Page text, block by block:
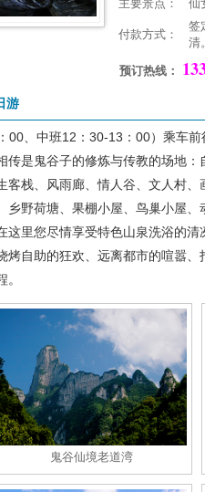
主要景点：
仙
付款方式：
签
清。
预订热线：
游
00、中班12：30-13：00）乘车
传是鬼谷子的修炼与传教的场地
客栈、风雨廊、情人谷、文人村
乡野荷塘、果棚小屋、鸟巢小屋
这里您尽情享受特色山泉洗浴的
烤自助的狂欢、远离都市的喧嚣
鬼谷仙境老道湾